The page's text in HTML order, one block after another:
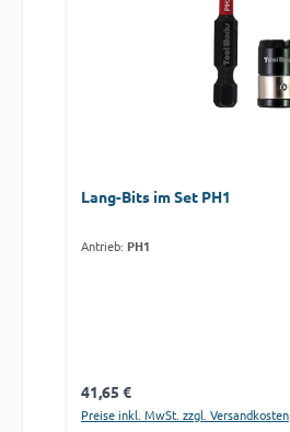
Lang-Bits im Set PH1
Antrieb: PH1
Regulärer Preis:
41,65 €
Preise inkl. MwSt. zzgl. Versandkosten